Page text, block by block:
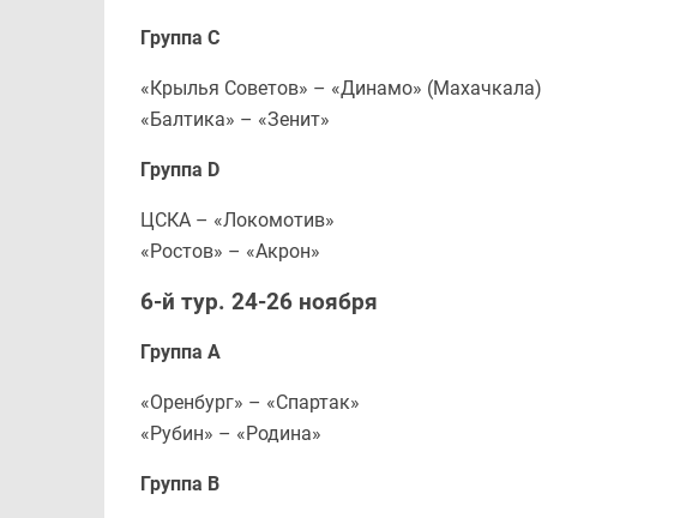
Группа С
«Крылья Советов» – «Динамо» (Махачкала)
«Балтика» – «Зенит»
Группа D
ЦСКА – «Локомотив»
«Ростов» – «Акрон»
6-й тур. 24-26 ноября
Группа А
«Оренбург» – «Спартак»
«Рубин» – «Родина»
Группа В